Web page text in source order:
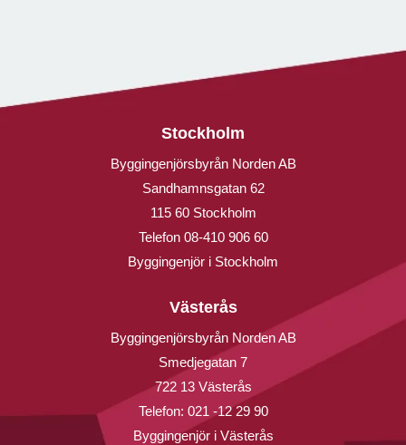
Stockholm
Byggingenjörsbyrån Norden AB
Sandhamnsgatan 62
115 60 Stockholm
Telefon 08-410 906 60
Byggingenjör i Stockholm
Västerås
Byggingenjörsbyrån Norden AB
Smedjegatan 7
722 13 Västerås
Telefon: 021 -12 29 90
Byggingenjör i Västerås